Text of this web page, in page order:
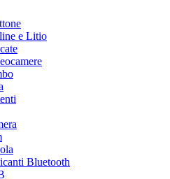
e Litio
Bluetooth